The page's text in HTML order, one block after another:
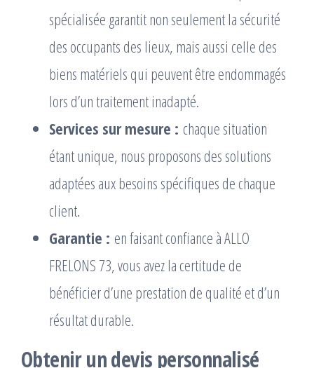
spécialisée garantit non seulement la sécurité
des occupants des lieux, mais aussi celle des
biens matériels qui peuvent être endommagés
lors d’un traitement inadapté.
Services sur mesure : chaque situation
étant unique, nous proposons des solutions
adaptées aux besoins spécifiques de chaque
client.
Garantie : en faisant confiance à ALLO
FRELONS 73, vous avez la certitude de
bénéficier d’une prestation de qualité et d’un
résultat durable.
Obtenir un devis personnalisé